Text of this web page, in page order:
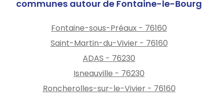
L'agence postale communale
sera ouverte aux horaires
habituels tout au long du
communes autour de Fontaine-le-Bourg
Fontaine-sous-Préaux - 76160
Saint-Martin-du-Vivier - 76160
ADAS - 76230
Isneauville - 76230
Roncherolles-sur-le-Vivier - 76160